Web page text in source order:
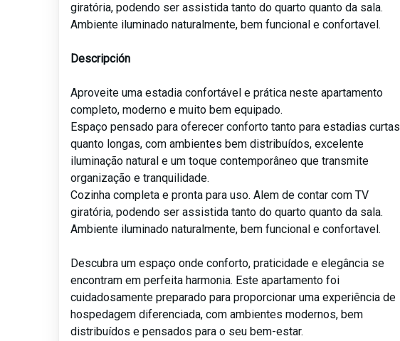
giratória, podendo ser assistida tanto do quarto quanto da sala.
Ambiente iluminado naturalmente, bem funcional e confortavel.
Descripción
Aproveite uma estadia confortável e prática neste apartamento
completo, moderno e muito bem equipado.
Espaço pensado para oferecer conforto tanto para estadias curtas
quanto longas, com ambientes bem distribuídos, excelente
iluminação natural e um toque contemporâneo que transmite
organização e tranquilidade.
Cozinha completa e pronta para uso. Alem de contar com TV
giratória, podendo ser assistida tanto do quarto quanto da sala.
Ambiente iluminado naturalmente, bem funcional e confortavel.
Descubra um espaço onde conforto, praticidade e elegância se
encontram em perfeita harmonia. Este apartamento foi
cuidadosamente preparado para proporcionar uma experiência de
hospedagem diferenciada, com ambientes modernos, bem
distribuídos e pensados para o seu bem-estar.